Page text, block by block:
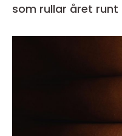
som rullar året runt